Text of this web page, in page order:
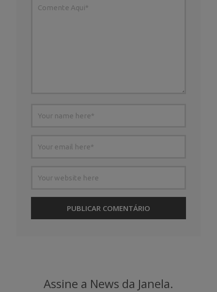
Assine a News da Janela.